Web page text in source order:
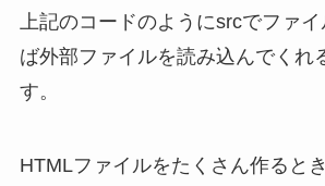
上記のコードのようにsrcでファ
ば外部ファイルを読み込んでくれ
す。
HTMLファイルをたくさん作ると